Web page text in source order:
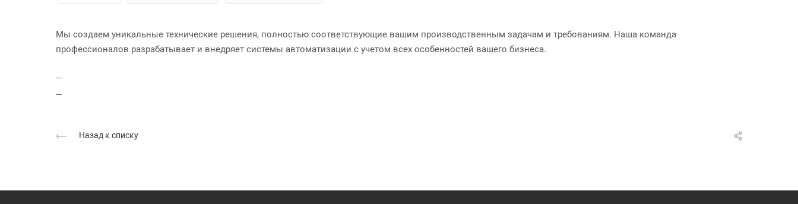
Мы создаем уникальные технические решения, полностью соответствующие вашим производственным задачам и требованиям. Наша команда
профессионалов разрабатывает и внедряет системы автоматизации с учетом всех особенностей вашего бизнеса.
Назад к списку